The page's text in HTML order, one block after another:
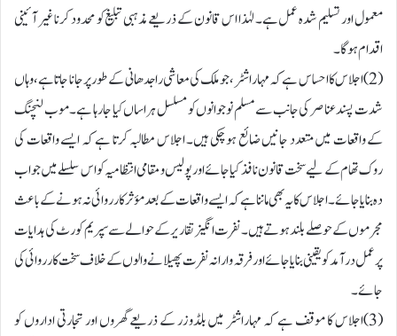
معمول اور تسلیم شدہ عمل ہے۔ لہٰذا اس قانون کے ذریعے مذہبی تبلیغ کو محدود کرنا غیر آئینی
اقدام ہوگا۔
(2)اجلاس کا احساس ہے کہ مہاراشٹر، جو ملک کی معاشی راجدھانی کے طور پر جانا جاتا ہے، وہاں
شدت پسند عناصر کی جانب سے مسلم نوجوانوں کو مسلسل ہراساں کیا جا رہا ہے۔ موب لنچنگ
کے واقعات میں متعدد جانیں ضائع ہو چکی ہیں۔ اجلاس مطالبہ کرتا ہے کہ ایسے واقعات کی
روک تھام کے لیے سخت قانون نافذ کیا جائے اور پولیس و مقامی انتظامیہ کو اس سلسلے میں جواب
دہ بنایا جائے۔ اجلاس کا یہ بھی ماننا ہے کہ ایسے واقعات کے بعد مؤثر کارروائی نہ ہونے کے باعث
مجرموں کے حوصلے بلند ہوتے ہیں۔ نفرت انگیز تقاریر کے حوالے سے سپریم کورٹ کی ہدایات
پر عمل درآمد کو یقینی بنایا جائے اور فرقہ وارانہ نفرت پھیلانے والوں کے خلاف سخت کارروائی کی
جائے۔
(3)اجلاس کا موقف ہے کہ مہاراشٹر میں بلڈوزر کے ذریعے گھروں اور تجارتی اداروں کو